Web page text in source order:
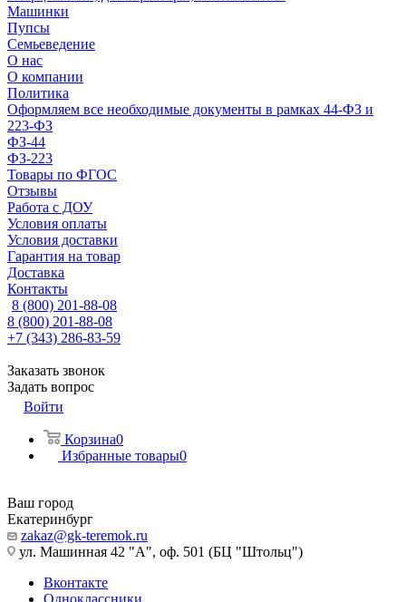
Машинки
Пупсы
Семьеведение
О нас
О компании
Политика
Оформляем все необходимые документы в рамках 44-ФЗ и
223-ФЗ
ФЗ-44
ФЗ-223
Товары по ФГОС
Отзывы
Работа с ДОУ
Условия оплаты
Условия доставки
Гарантия на товар
Доставка
Контакты
8 (800) 201-88-08
8 (800) 201-88-08
+7 (343) 286-83-59
Заказать звонок
Задать вопрос
Войти
Корзина0
Избранные товары0
Ваш город
Екатеринбург
zakaz@gk-teremok.ru
ул. Машинная 42 "А", оф. 501 (БЦ "Штольц")
Вконтакте
Одноклассники